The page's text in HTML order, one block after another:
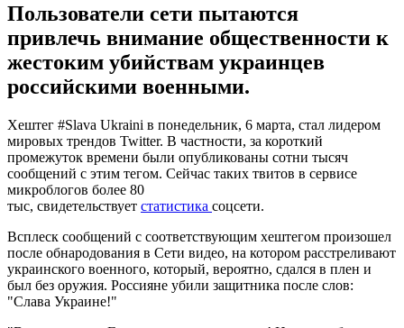
Пользователи сети пытаются
привлечь внимание общественности к
жестоким убийствам украинцев
российскими военными.
Хештег #Slava Ukraini в понедельник, 6 марта, стал лидером
мировых трендов Twitter. В частности, за короткий
промежуток времени были опубликованы сотни тысяч
сообщений с этим тегом. Сейчас таких твитов в сервисе
микроблогов более 80
тыс, свидетельствует статистика соцсети.
Всплеск сообщений с соответствующим хештегом произошел
после обнародования в Сети видео, на котором расстреливают
украинского военного, который, вероятно, сдался в плен и
был без оружия. Россияне убили защитника после слов:
"Слава Украине!"